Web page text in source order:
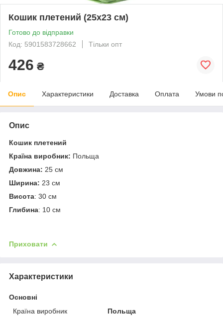
Кошик плетений (25х23 см)
Готово до відправки
Код: 5901583728662
Тільки опт
426 ₴
Опис Характеристики Доставка Оплата Умови
Опис
Кошик плетений
Країна виробник: Польща
Довжина: 25 см
Ширина: 23 см
Висота: 30 см
Глибина: 10 см
Приховати
Характеристики
Основні
Країна виробник
Польща